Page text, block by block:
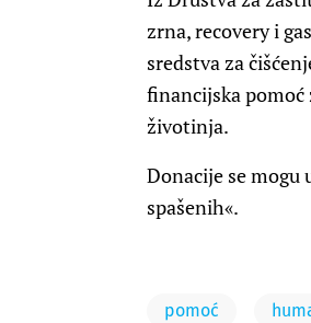
zrna, recovery i
sredstva za
financijska pomoć
životinja.
Donacije se mogu
spašenih«.
pomoć